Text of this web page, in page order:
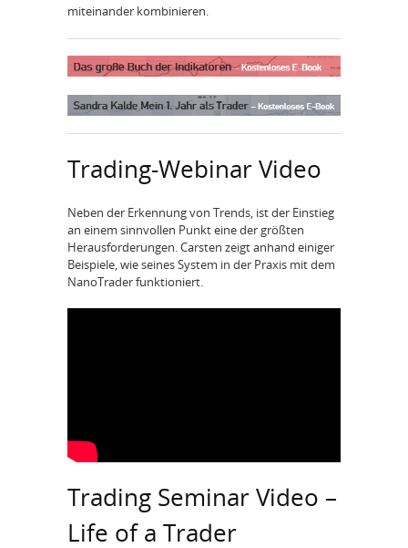
miteinander kombinieren.
Trading-Webinar Video
Neben der Erkennung von Trends, ist der Einstieg
an einem sinnvollen Punkt eine der größten
Herausforderungen. Carsten zeigt anhand einiger
Beispiele, wie seines System in der Praxis mit dem
NanoTrader funktioniert.
Trading Seminar Video –
Life of a Trader